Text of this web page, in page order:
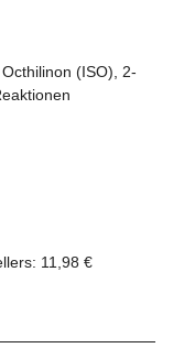
(ISO), 2-
: 11,98 €